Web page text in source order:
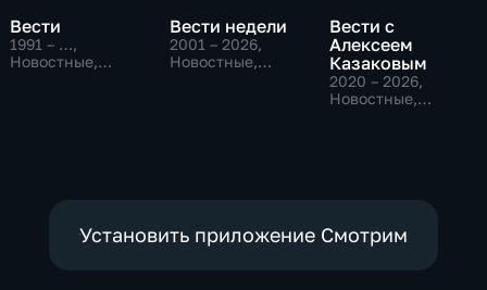
Вести
1991 – …,
Новостные,
Вести недели
2001 – 2026,
Новостные,
Вести с
Алексеем
Казаковым
2020 – 2026,
Новостные,
Установить приложение Смотрим